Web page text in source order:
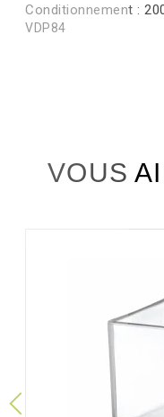
Conditionnement :
VDP84
VOUS